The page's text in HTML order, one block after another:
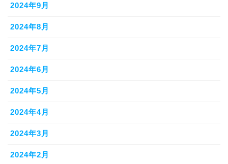
2024年9月
2024年8月
2024年7月
2024年6月
2024年5月
2024年4月
2024年3月
2024年2月